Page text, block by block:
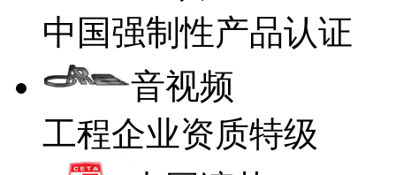
中国强制性产品认证
音视频
工程企业资质特级